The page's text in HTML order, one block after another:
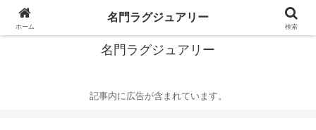
華麗なるハイブランドの世界
名門ラグジュアリー
記事内に広告が含まれています。
ホーム
名門ラグジュアリー
検索